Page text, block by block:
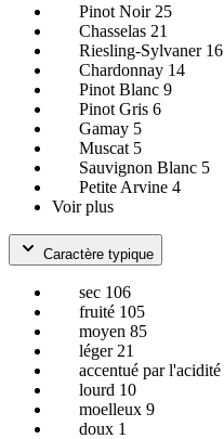
Pinot Noir 25
Chasselas 21
Riesling-Sylvaner 16
Chardonnay 14
Pinot Blanc 9
Pinot Gris 6
Gamay 5
Muscat 5
Sauvignon Blanc 5
Petite Arvine 4
Voir plus
Caractère typique
sec 106
fruité 105
moyen 85
léger 21
accentué par l'acidité
lourd 10
moelleux 9
doux 1